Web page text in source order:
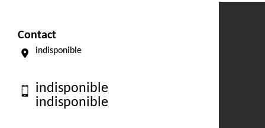
Contact
indisponible
indisponible
indisponible